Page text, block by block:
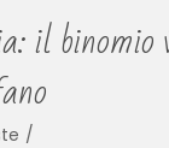
il binomio
/